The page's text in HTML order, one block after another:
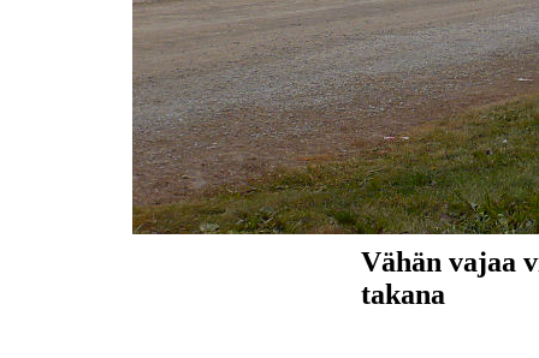
Vähän vajaa
takana